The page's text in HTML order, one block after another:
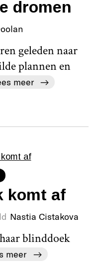
dromen
geleden naar
plannen en
meer
komt af
Nastia Cistakova
blinddoek
meer